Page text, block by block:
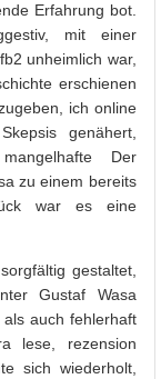
Erfahrung bot.
mit einer
unheimlich war,
erschienen
ich online
genähert,
Der
zu einem bereits
war es eine
gestaltet,
Gustaf Wasa
auch fehlerhaft
lese, rezension
sich wiederholt,